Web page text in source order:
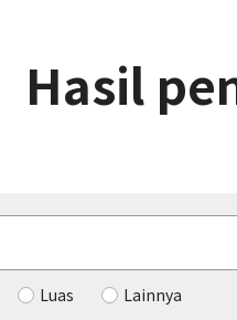
Hasil
Luas Lainnya